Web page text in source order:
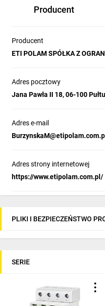
Producent
Producent
ETI POLAM SPÓŁKA Z
Adres pocztowy
Jana Pawła II 18, 06-100
Adres e-mail
BurzynskaM@etipolam.com.pl
Adres strony internetowej
https://www.etipolam.com.pl/
PLIKI I BEZPIECZEŃSTWO
SERIE